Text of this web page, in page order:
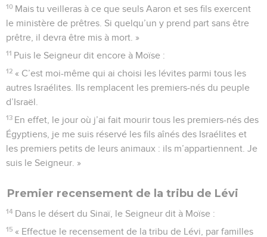
10 Mais tu veilleras à ce que seuls Aaron et ses fils exercent
le ministère de prêtres. Si quelqu’un y prend part sans être
prêtre, il devra être mis à mort. »
11 Puis le Seigneur dit encore à Moïse :
12 « C’est moi-même qui ai choisi les lévites parmi tous les
autres Israélites. Ils remplacent les premiers-nés du peuple
d’Israël.
13 En effet, le jour où j’ai fait mourir tous les premiers-nés des
Égyptiens, je me suis réservé les fils aînés des Israélites et
les premiers petits de leurs animaux : ils m’appartiennent. Je
suis le Seigneur. »
Premier recensement de la tribu de Lévi
14 Dans le désert du Sinaï, le Seigneur dit à Moïse :
15 « Effectue le recensement de la tribu de Lévi, par familles